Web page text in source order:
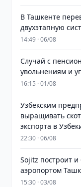
В Ташкенте
двухэтапную
14:49 · 06/08
Случай с
увольнениям и
16:15 · 01/08
Узбекским
выращивать
экспорта в
22:30 · 06/08
Sojitz построит
аэропортом
15:30 · 03/08